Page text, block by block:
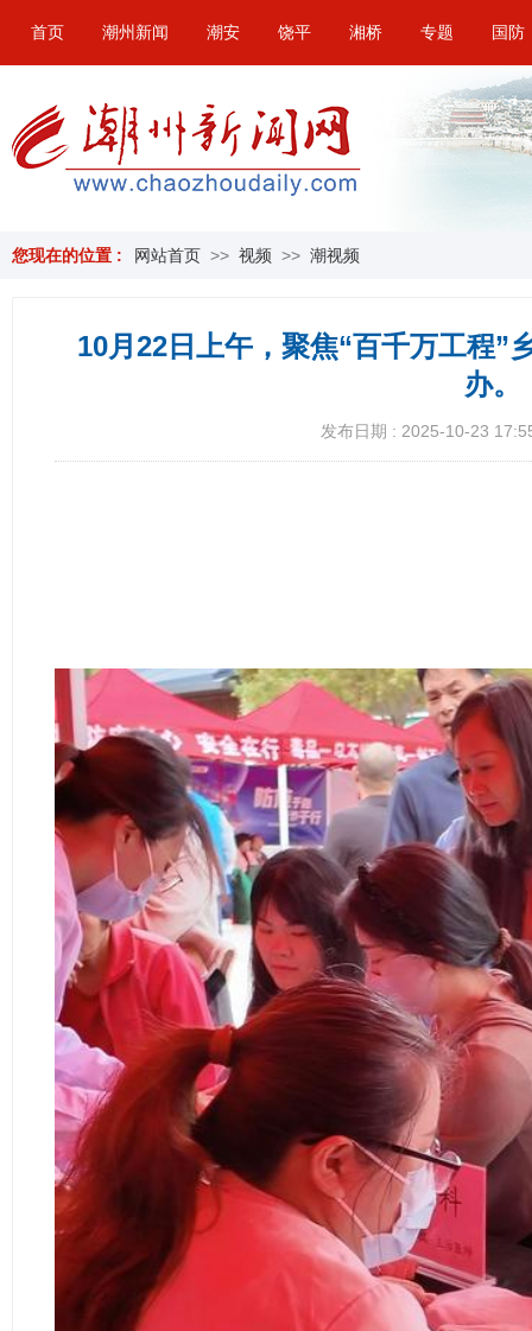
首页 潮州新闻 潮安 饶平 湘桥 专题 国防
您现在的位置 : 网站首页 >> 视频 >> 潮视频
10月22日上午，聚焦“百千万工程”
办。
发布日期 : 2025-10-23